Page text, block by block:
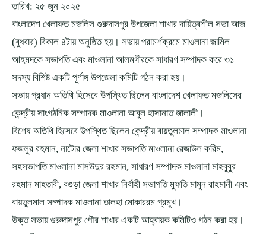
তারিখ: ২৫ জুন ২০২৫
বাংলাদেশ খেলাফত মজলিস গুরুদাসপুর উপজেলা শাখার দায়িত্বশীল সভা আজ
(বুধবার) বিকাল ৪টায় অনুষ্ঠিত হয়। সভায় পরামর্শক্রমে মাওলানা জামিল
আহমদকে সভাপতি এবং মাওলানা আলমগীরকে সাধারণ সম্পাদক করে ৩১
সদস্য বিশিষ্ট একটি পূর্ণাঙ্গ উপজেলা কমিটি গঠন করা হয়।
সভায় প্রধান অতিথি হিসেবে উপস্থিত ছিলেন বাংলাদেশ খেলাফত মজলিসের
কেন্দ্রীয় সাংগঠনিক সম্পাদক মাওলানা আবুল হাসানাত জালালী।
বিশেষ অতিথি হিসেবে উপস্থিত ছিলেন কেন্দ্রীয় বায়তুলমাল সম্পাদক মাওলানা
ফজলুর রহমান, নাটোর জেলা শাখার সভাপতি মাওলানা রেজাউল করিম,
সহসভাপতি মাওলানা মাসউদুর রহমান, সাধারণ সম্পাদক মাওলানা মাহবুবুর
রহমান মাহতাবী, বগুড়া জেলা শাখার নির্বাহী সভাপতি মুফতি মামুন রাহমানী এবং
বায়তুলমাল সম্পাদক মাওলানা তালহা মোকাররম প্রমুখ।
উক্ত সভায় গুরুদাসপুর পৌর শাখার একটি আহ্বায়ক কমিটিও গঠন করা হয়।